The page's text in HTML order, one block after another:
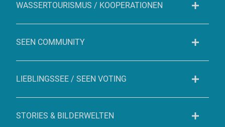
WASSERTOURISMUS / KOOPERATIONEN
SEEN COMMUNITY
LIEBLINGSSEE / SEEN VOTING
STORIES & BILDERWELTEN